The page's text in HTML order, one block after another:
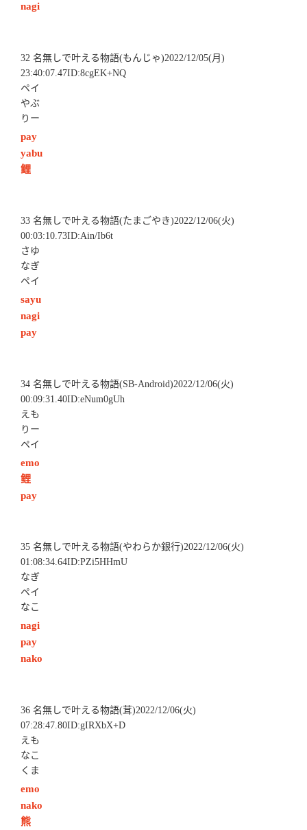
nagi
32 名無しで叶える物語(もんじゃ)2022/12/05(月)
23:40:07.47ID:8cgEK+NQ
ペイ
やぶ
りー
pay
yabu
鲤
33 名無しで叶える物語(たまごやき)2022/12/06(火)
00:03:10.73ID:Ain/Ib6t
さゆ
なぎ
ペイ
sayu
nagi
pay
34 名無しで叶える物語(SB-Android)2022/12/06(火)
00:09:31.40ID:eNum0gUh
えも
りー
ペイ
emo
鲤
pay
35 名無しで叶える物語(やわらか銀行)2022/12/06(火)
01:08:34.64ID:PZi5HHmU
なぎ
ペイ
なこ
nagi
pay
nako
36 名無しで叶える物語(茸)2022/12/06(火)
07:28:47.80ID:gIRXbX+D
えも
なこ
くま
emo
nako
熊